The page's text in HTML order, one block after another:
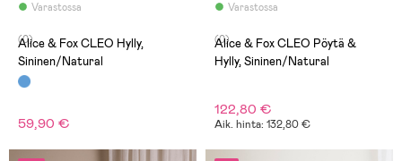
Varastossa
(0)
Alice & Fox CLEO Hylly,
Sininen/Natural
59,90 €
Varastossa
(0)
Alice & Fox CLEO Pöytä &
Hylly, Sininen/Natural
122,80 €
Aik. hinta: 132,80 €